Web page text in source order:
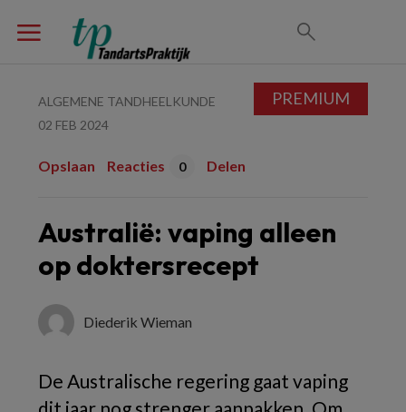
ALGEMENE TANDHEELKUNDE
02 FEB 2024
Opslaan Reacties 0 Delen
Australië: vaping alleen
op doktersrecept
Diederik Wieman
De Australische regering gaat vaping
PREMIUM